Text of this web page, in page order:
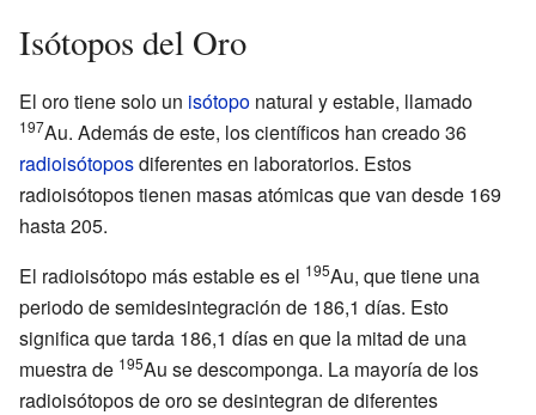
Isótopos del Oro
El oro tiene solo un isótopo natural y estable, llamado
197Au. Además de este, los científicos han creado 36
radioisótoposdiferentes en laboratorios. Estos
radioisótopos tienen masas atómicas que van desde 169
hasta 205.
El radioisótopo más estable es el 195Au, que tiene una
periodo de semidesintegración de 186,1 días. Esto
significa que tarda 186,1 días en que la mitad de una
muestra de 195Au se descomponga. La mayoría de los
radioisótopos de oro se desintegran de diferentes